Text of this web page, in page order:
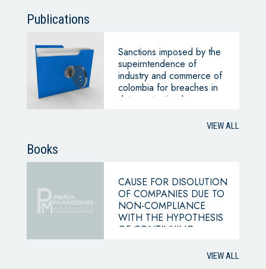
Publications
Sanctions imposed by the
supeirntendence of
industry and commerce of
colombia for breaches in
data protection law
VIEW ALL
Books
CAUSE FOR DISOLUTION
OF COMPANIES DUE TO
NON-COMPLIANCE
WITH THE HYPOTHESIS
OF CONTINUING
VIEW ALL